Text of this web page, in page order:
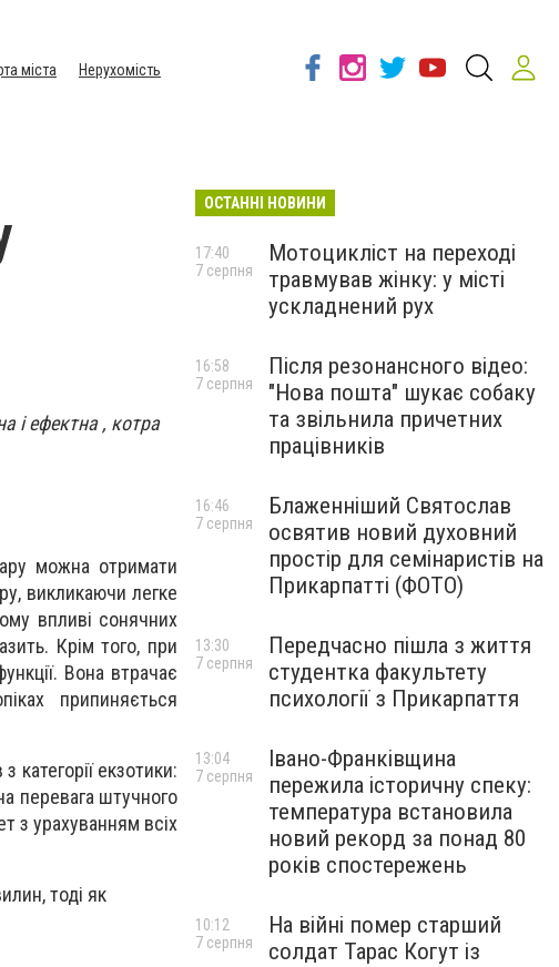
міста
Нерухомість
і ефектна , котра
можна отримати
викликаючи легке
впливі сонячних
Крім того, при
Вона втрачає
припиняється
екзотики:
перевага штучного
з урахуванням всіх
тоді як
ОСТАННІ НОВИНИ
Мотоцикліст на переході
травмував жінку: у місті
ускладнений рух
17:40
7 серпня
Після резонансного відео:
"Нова пошта" шукає собаку
та звільнила причетних
працівників
16:58
7 серпня
Блаженніший Святослав
освятив новий духовний
простір для семінаристів на
Прикарпатті (ФОТО)
16:46
7 серпня
Передчасно пішла з життя
студентка факультету
психології з Прикарпаття
13:30
7 серпня
Івано-Франківщина
пережила історичну спеку:
температура встановила
новий рекорд за понад 80
років спостережень
13:04
7 серпня
На війні помер старший
солдат Тарас Когут із
10:12
7 серпня